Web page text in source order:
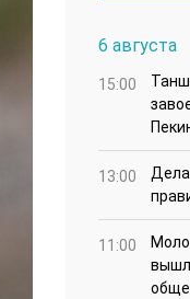
6 августа
15:00
13:00
11:00